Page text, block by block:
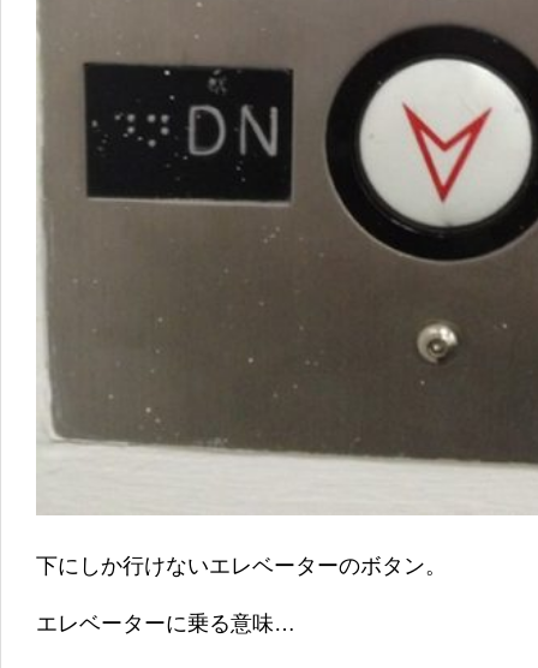
下にしか行けないエレベーターのボタン。
エレベーターに乗る意味…